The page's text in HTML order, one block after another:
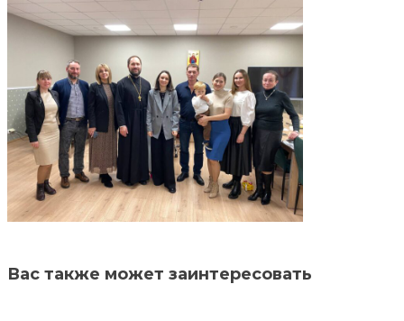
Вас также может заинтересовать